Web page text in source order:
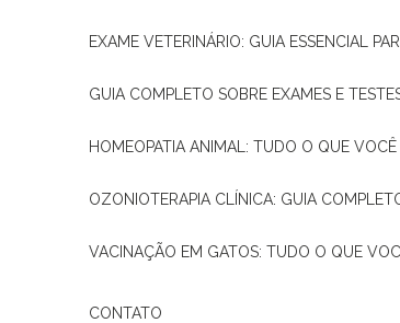
EXAME VETERINÁRIO: GUIA ESSENCIAL
GUIA COMPLETO SOBRE EXAMES E
HOMEOPATIA ANIMAL: TUDO O QUE
OZONIOTERAPIA CLÍNICA: GUIA
VACINAÇÃO EM GATOS: TUDO O QUE
CONTATO